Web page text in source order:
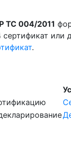
ТС 004/2011
или
.